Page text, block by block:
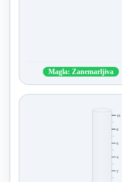
Magla: Zanemarljiva
2
4
6
8
10